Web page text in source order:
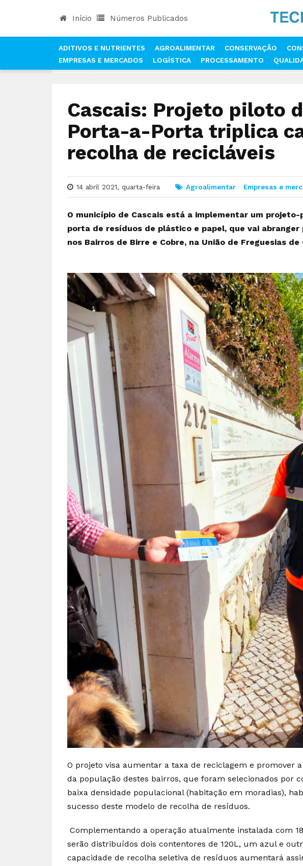
Início Números Publicados
ADITIVOS E NUTRIENTES AGROALIMENTAR CONSERVAÇÃO
EMPRESAS E MERCADOS
LOGÍSTICA PROCESSAMENTO
CASCAIS: PROJETO PILOTO DE
Cascais: Projeto piloto
Porta-a-Porta triplica
recolha de recicláveis
14 abril 2021, quarta-feira Agroalimentar Empresas e
O município de Cascais está a implementar um
porta de resíduos de plástico e papel, que vai
nos Bairros de Birre e Cobre, na União de Freguesias de
O projeto visa aumentar a taxa de reciclagem e promover
da população destes bairros, que foram selecionados por
baixa densidade populacional (habitação em moradias),
sucesso deste modelo de recolha de resíduos.
Complementando a operação atualmente instalada com
serão distribuídos dois contentores de 120L, um azul e
capacidade de recolha seletiva de resíduos aumentará